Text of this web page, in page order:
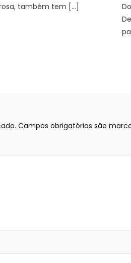
também tem […]
Campos obrigatórios são